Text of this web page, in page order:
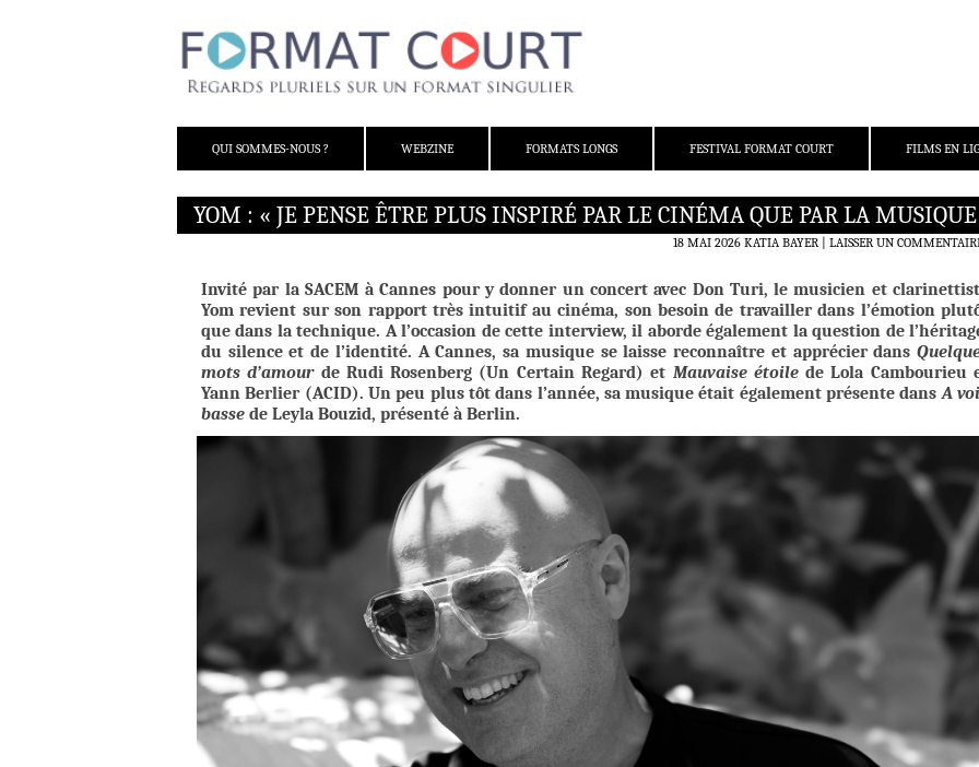
QUI SOMMES-NOUS ?
WEBZINE FORMATS LONGS FESTIVAL FORMAT COURT FILMS EN
YOM : « JE PENSE ÊTRE PLUS INSPIRÉ PAR LE CINÉMA QUE PAR LA
18 MAI 2026 KATIA BAYER LAISSER UN
Invité par la SACEM à Cannes pour y donner un concert avec Don Turi, le musicien et
Yom revient sur son rapport très intuitif au cinéma, son besoin de travailler dans l’émotion
que dans la technique. A l’occasion de cette interview, il aborde également la question de
du silence et de l’identité. A Cannes, sa musique se laisse reconnaître et apprécier dans
mots d’amourde Rudi Rosenberg (Un Certain Regard) et Mauvaise étoilede Lola Cambourieu
Yann Berlier (ACID). Un peu plus tôt dans l’année, sa musique était également présente dansA
basse de Leyla Bouzid, présenté à Berlin.